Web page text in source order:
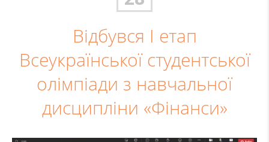
Відбувся І етап
Всеукраїнської студентської
олімпіади з навчальної
дисципліни «Фінанси»